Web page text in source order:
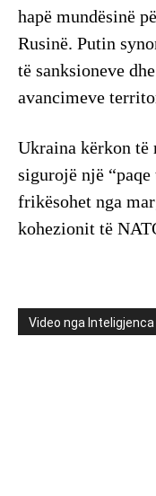
hapë mundësinë
Rusinë. Putin
të sanksioneve
avancimeve
Ukraina kërkon të
sigurojë një
frikësohet nga
kohezionit të
Video nga